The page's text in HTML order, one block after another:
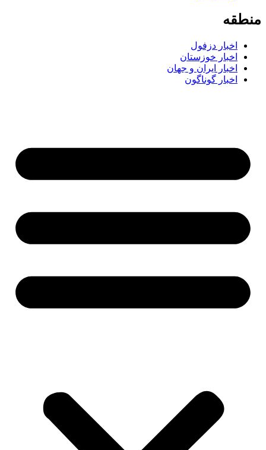
منطقه
اخبار دزفول
اخبار خوزستان
اخبار ایران و جهان
اخبار گوناگون